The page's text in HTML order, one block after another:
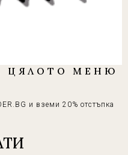
ЦЯЛОТО МЕНЮ
и вземи 20% отстъпка